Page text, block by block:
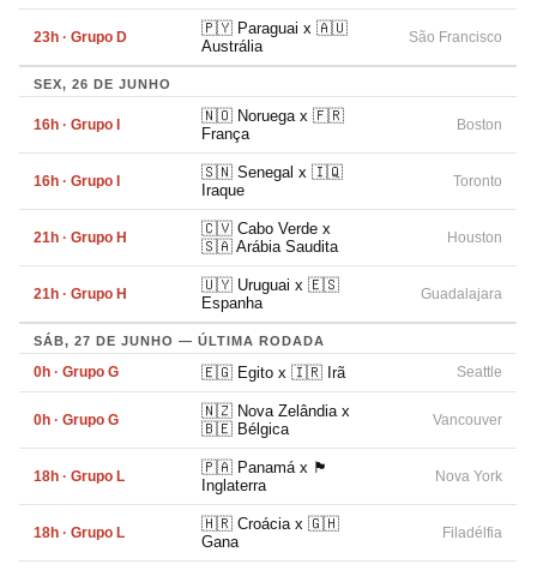
23h · Grupo D
🇵🇾 Paraguai x 🇦🇺
Austrália
São Francisco
SEX, 26 DE JUNHO
16h · Grupo I
🇳🇴 Noruega x 🇫🇷
França
Boston
16h · Grupo I
🇸🇳 Senegal x 🇮🇶
Iraque
Toronto
21h · Grupo H
🇨🇻 Cabo Verde x
🇸🇦 Arábia Saudita
Houston
21h · Grupo H
🇺🇾 Uruguai x 🇪🇸
Espanha
Guadalajara
SÁB, 27 DE JUNHO — ÚLTIMA RODADA
0h · Grupo G 🇪🇬 Egito x 🇮🇷 Irã Seattle
0h · Grupo G
🇳🇿 Nova Zelândia x
🇧🇪 Bélgica
Vancouver
18h · Grupo L
🇵🇦 Panamá x 🏴󠁧󠁢󠁥󠁮󠁧󠁿
Inglaterra
Nova York
18h · Grupo L
🇭🇷 Croácia x 🇬🇭
Gana
Filadélfia